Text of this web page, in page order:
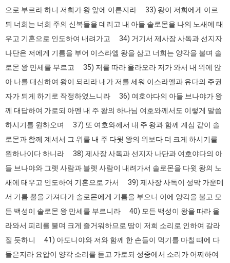
으로 부르라 하니 저희가 왕 앞에 이른지라 33) 왕이 저희에게 이르
되 너희는 너희 주의 신복들을 데리고 내 아들 솔로몬을 나의 노새에 태
우고 기혼으로 인도하여 내려가고 34) 거기서 제사장 사독과 선지자
나단은 저에게 기름을 부어 이스라엘 왕을 삼고 너희는 양각을 불며 솔
로몬 왕 만세를 부르고 35) 저를 따라 올라오라 저가 와서 내 위에 앉
아 나를 대신하여 왕이 되리라 내가 저를 세워 이스라엘과 유다의 주권
자가 되게 하기로 작정하였느니라 36) 여호야다의 아들 브나야가 왕
께 대답하여 가로되 아멘 내 주 왕의 하나님 여호와께서도 이렇게 말씀
하시기를 원하오며 37) 또 여호와께서 내 주 왕과 함께 계심 같이 솔
로몬과 함께 계셔서 그 위를 내 주 다윗 왕의 위보다 더 크게 하시기를
원하나이다 하니라 38) 제사장 사독과 선지자 나단과 여호야다의 아
들 브나야와 그렛 사람과 블렛 사람이 내려가서 솔로몬을 다윗 왕의 노
새에 태우고 인도하여 기혼으로 가서 39) 제사장 사독이 성막 가운데
서 기름 뿔을 가져다가 솔로몬에게 기름을 부으니 이에 양각을 불고 모
든 백성이 솔로몬 왕 만세를 부르니라 40) 모든 백성이 왕을 따라 올
라와서 피리를 불며 크게 즐거워하므로 땅이 저희 소리로 인하여 갈라
질 듯하니 41) 아도니야와 저와 함께 한 손들이 먹기를 마칠 때에 다
들은지라 요압이 양각 소리를 듣고 가로되 성중에서 소리가 어찌하여